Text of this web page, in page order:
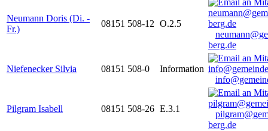
Neumann Doris (Di. -
Fr.)
08151 508-12 O.2.5
berg.de
Niefenecker Silvia 08151 508-0
Information
Pilgram Isabell 08151 508-26 E.3.1
berg.de